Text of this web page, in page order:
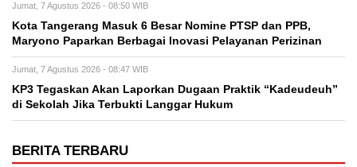
Jumat, 7 Agustus 2026 - 08:50 WIB
Kota Tangerang Masuk 6 Besar Nomine PTSP dan PPB,
Maryono Paparkan Berbagai Inovasi Pelayanan Perizinan
Jumat, 7 Agustus 2026 - 08:47 WIB
KP3 Tegaskan Akan Laporkan Dugaan Praktik “Kadeudeuh”
di Sekolah Jika Terbukti Langgar Hukum
BERITA TERBARU